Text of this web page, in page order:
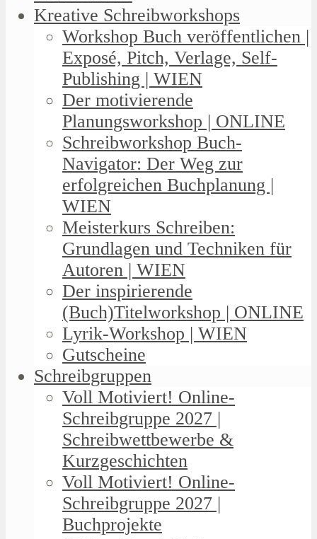
Kreative Schreibworkshops
Workshop Buch veröffentlichen |
Exposé, Pitch, Verlage, Self-
Publishing | WIEN
Der motivierende
Planungsworkshop | ONLINE
Schreibworkshop Buch-
Navigator: Der Weg zur
erfolgreichen Buchplanung |
WIEN
Meisterkurs Schreiben:
Grundlagen und Techniken für
Autoren | WIEN
Der inspirierende
(Buch)Titelworkshop | ONLINE
Lyrik-Workshop | WIEN
Gutscheine
Schreibgruppen
Voll Motiviert! Online-
Schreibgruppe 2027 |
Schreibwettbewerbe &
Kurzgeschichten
Voll Motiviert! Online-
Schreibgruppe 2027 |
Buchprojekte